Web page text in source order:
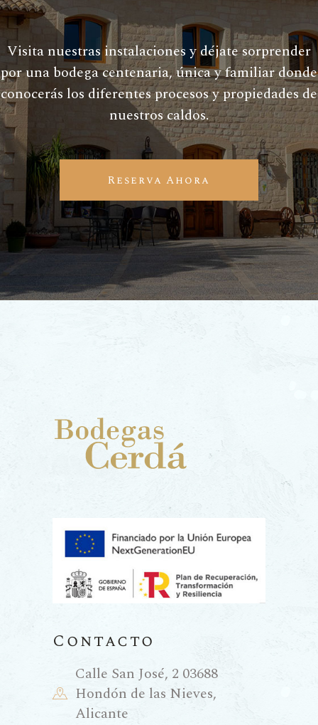
Visita nuestras instalaciones y déjate sorprender
por una bodega centenaria, única y familiar donde
conocerás los diferentes procesos y propiedades de
nuestros caldos.
Reserva Ahora
Contacto
Calle San José, 2 03688
Hondón de las Nieves,
Alicante